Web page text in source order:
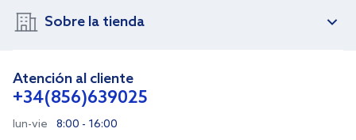
Sobre la tienda
Atención al cliente
+34(856)639025
lun-vie 8:00 - 16:00